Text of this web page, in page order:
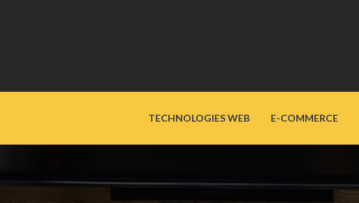
TECHNOLOGIES WEB E-COMMERCE